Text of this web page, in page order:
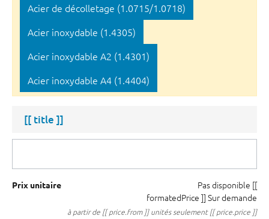
Acier de décolletage (1.0715/1.0718)
Acier inoxydable (1.4305)
Acier inoxydable A2 (1.4301)
Acier inoxydable A4 (1.4404)
[[ title ]]
Prix unitaire Pas disponible [[
formatedPrice ]] Sur demande
à partir de [[ price.from ]] unités seulement [[ price.price ]]